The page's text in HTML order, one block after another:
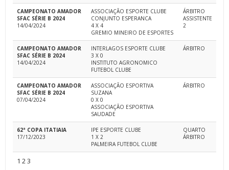
CAMPEONATO AMADOR
SFAC SÉRIE B 2024
14/04/2024
ASSOCIAÇÃO ESPORTE CLUBE
CONJUNTO ESPERANCA
4 X 4
GREMIO MINEIRO DE ESPORTES
ÁRBITRO
ASSISTENTE
2
CAMPEONATO AMADOR
SFAC SÉRIE B 2024
14/04/2024
INTERLAGOS ESPORTE CLUBE
3 X 0
INSTITUTO AGRONOMICO
FUTEBOL CLUBE
ÁRBITRO
CAMPEONATO AMADOR
SFAC SÉRIE B 2024
07/04/2024
ASSOCIAÇÃO ESPORTIVA
SUZANA
0 X 0
ASSOCIAÇÃO ESPORTIVA
SAUDADE
ÁRBITRO
62ª COPA ITATIAIA
17/12/2023
IPE ESPORTE CLUBE
1 X 2
PALMEIRA FUTEBOL CLUBE
QUARTO
ÁRBITRO
1 23